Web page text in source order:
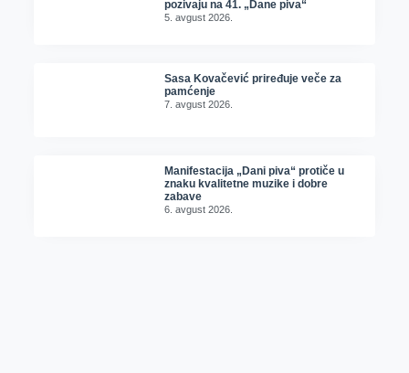
pozivaju na 41. „Dane piva“
5. avgust 2026.
Sasa Kovačević priređuje veče za
pamćenje
7. avgust 2026.
Manifestacija „Dani piva“ protiče u
znaku kvalitetne muzike i dobre
zabave
6. avgust 2026.